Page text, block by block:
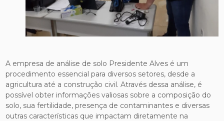
A empresa de análise de solo Presidente Alves é um
procedimento essencial para diversos setores, desde a
agricultura até a construção civil. Através dessa análise, é
possível obter informações valiosas sobre a composição do
solo, sua fertilidade, presença de contaminantes e diversas
outras características que impactam diretamente na